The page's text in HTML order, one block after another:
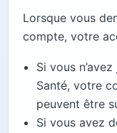
Lorsque vous
compte, votre
Si vous
Santé, votre
peuvent être
Si vous avez